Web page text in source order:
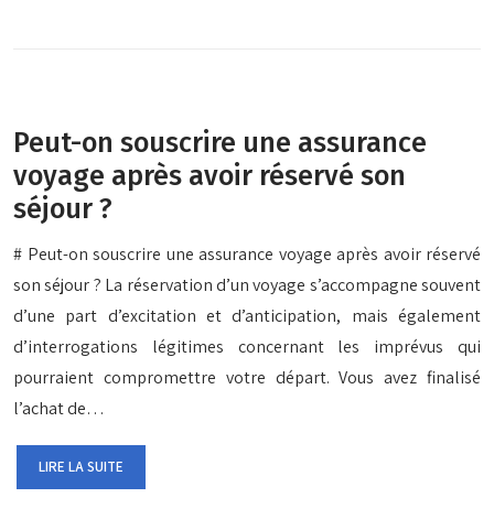
Peut-on souscrire une assurance
voyage après avoir réservé son
séjour ?
# Peut-on souscrire une assurance voyage après avoir réservé
son séjour ? La réservation d’un voyage s’accompagne souvent
d’une part d’excitation et d’anticipation, mais également
d’interrogations légitimes concernant les imprévus qui
pourraient compromettre votre départ. Vous avez finalisé
l’achat de…
LIRE LA SUITE